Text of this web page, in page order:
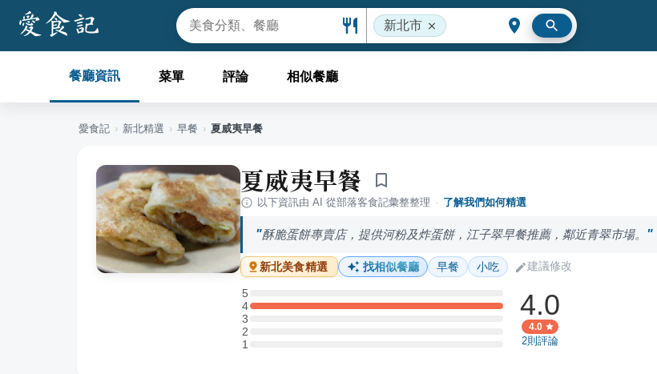
新北市
餐廳資訊 菜單 評論 相似餐廳
愛食記 › 新北精選 › 早餐 › 夏威夷早餐
夏威夷早餐
以下資訊由 AI 從部落客食記彙整整理 · 了解我們如何精選
酥脆蛋餅專賣店，提供河粉及炸蛋餅，江子翠早餐推薦，鄰近青翠市場。
新北美食精選 找相似餐廳 早餐 小吃 建議修改
5
5 星：0 則評論
4
4 星：1 則評論
3
3 星：0 則評論
2
2 星：0 則評論
11 星：0 則評論
4.0
4.0
2則評論